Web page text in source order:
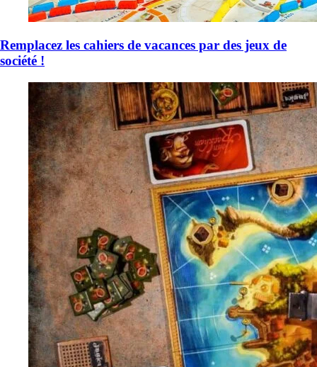
Remplacez les cahiers de vacances par des jeux de
société !